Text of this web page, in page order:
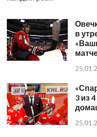
в
3 из